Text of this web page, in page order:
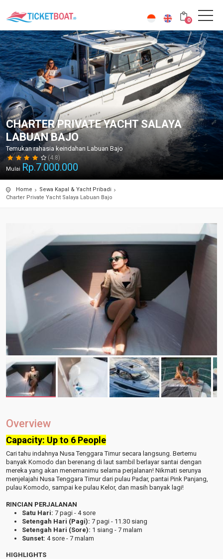
0
CHARTER PRIVATE YACHT SALAYA
LABUAN BAJO
Temukan rahasia keindahan Labuan Bajo
(4.8)
Mulai Rp.7.000.000
Home
Sewa Kapal & Yacht Pribadi
Charter Private Yacht Salaya Labuan Bajo
Overview
Capacity: Up to 6 People
Cari tahu indahnya Nusa Tenggara Timur secara langsung. Bertemu
banyak Komodo dan berenang di laut sambil berlayar santai dengan
mereka yang akan menemanimu selama perjalanan! Nikmati serunya
menjelajahi Nusa Tenggara Timur dari pulau Padar, pantai Pink Panjang,
pulau Komodo, sampai ke pulau Kelor, dan masih banyak lagi!
RINCIAN PERJALANAN
Satu Hari: 7 pagi - 4 sore
Setengah Hari (Pagi): 7 pagi - 11.30 siang
Setengah Hari (Sore): 1 siang - 7 malam
Sunset: 4 sore - 7 malam
HIGHLIGHTS